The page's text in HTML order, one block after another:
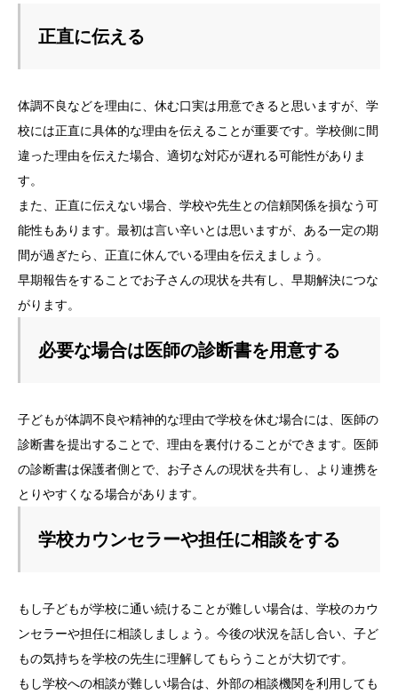
正直に伝える
体調不良などを理由に、休む口実は用意できると思いますが、学
校には正直に具体的な理由を伝えることが重要です。学校側に間
違った理由を伝えた場合、適切な対応が遅れる可能性がありま
す。
また、正直に伝えない場合、学校や先生との信頼関係を損なう可
能性もあります。最初は言い辛いとは思いますが、ある一定の期
間が過ぎたら、正直に休んでいる理由を伝えましょう。
早期報告をすることでお子さんの現状を共有し、早期解決につな
がります。
必要な場合は医師の診断書を用意する
子どもが体調不良や精神的な理由で学校を休む場合には、医師の
診断書を提出することで、理由を裏付けることができます。医師
の診断書は保護者側とで、お子さんの現状を共有し、より連携を
とりやすくなる場合があります。
学校カウンセラーや担任に相談をする
もし子どもが学校に通い続けることが難しい場合は、学校のカウ
ンセラーや担任に相談しましょう。今後の状況を話し合い、子ど
もの気持ちを学校の先生に理解してもらうことが大切です。
もし学校への相談が難しい場合は、外部の相談機関を利用しても